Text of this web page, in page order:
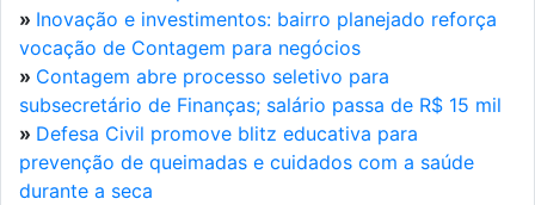
» Inovação e investimentos: bairro planejado reforça
vocação de Contagem para negócios
» Contagem abre processo seletivo para
subsecretário de Finanças; salário passa de R$ 15 mil
» Defesa Civil promove blitz educativa para
prevenção de queimadas e cuidados com a saúde
durante a seca